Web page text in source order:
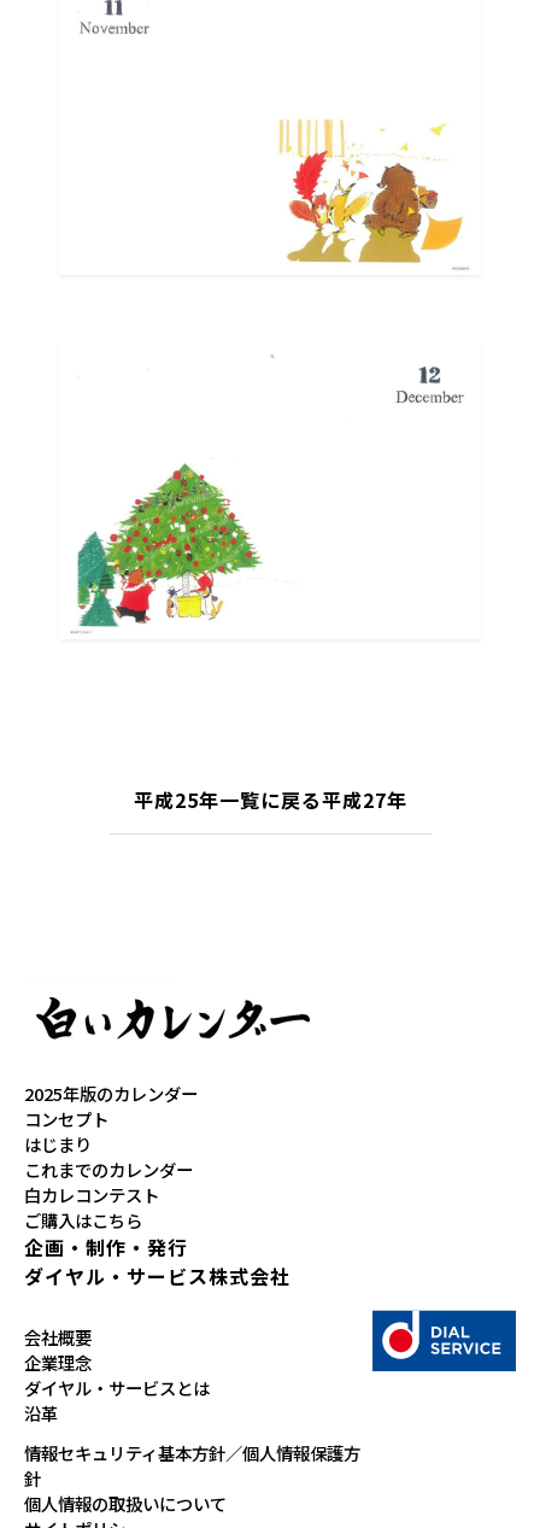
平成25年一覧に戻る平成27年
2025年版のカレンダー
コンセプト
はじまり
これまでのカレンダー
白カレコンテスト
ご購入はこちら
企画・制作・発行
ダイヤル・サービス株式会社
会社概要
企業理念
ダイヤル・サービスとは
沿革
情報セキュリティ基本方針／個人情報保護方
針
個人情報の取扱いについて